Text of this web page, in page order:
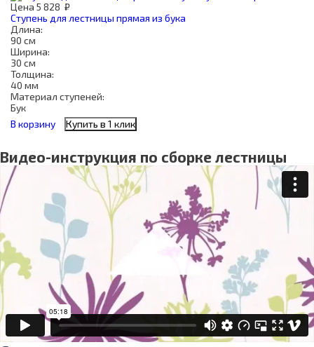
Цена 5 828 ₽
Ступень для лестницы прямая из бука
Длина:
90 см
Ширина:
30 см
Толщина:
40 мм
Материал ступеней:
Бук
В корзину
Купить в 1 клик
Видео-инструкция по сборке лестницы